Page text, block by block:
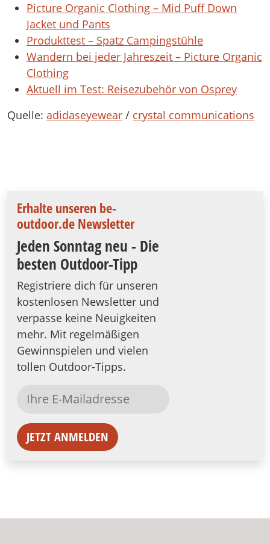
Picture Organic Clothing – Mid Puff Down
Jacket und Pants
Produkttest – Spatz Campingstühle
Wandern bei jeder Jahreszeit – Picture Organic
Clothing
Aktuell im Test: Reisezubehör von Osprey
Quelle: adidaseyewear / crystal communications
Erhalte unseren be-
outdoor.de Newsletter
Jeden Sonntag neu - Die
besten Outdoor-Tipp
Registriere dich für unseren
kostenlosen Newsletter und
verpasse keine Neuigkeiten
mehr. Mit regelmäßigen
Gewinnspielen und vielen
tollen Outdoor-Tipps.
JETZT ANMELDEN